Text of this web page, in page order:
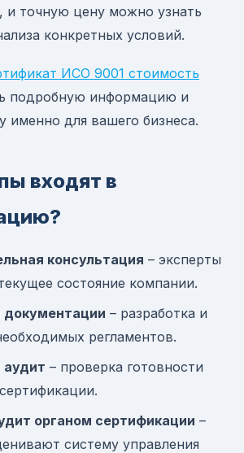
и точную цену можно узнать
конкретных условий.
ИСО 9001 стоимость
подробную информацию и
именно для вашего бизнеса.
входят в
консультация – эксперты
состояние компании.
документации – разработка и
регламентов.
аудит – проверка готовности
органом сертификации –
систему управления